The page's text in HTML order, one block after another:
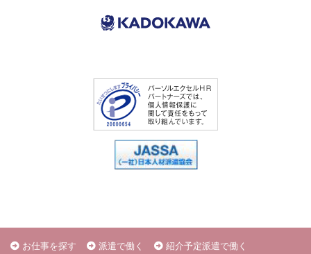
お仕事を探す 派遣で働く
紹介予定派遣で働く